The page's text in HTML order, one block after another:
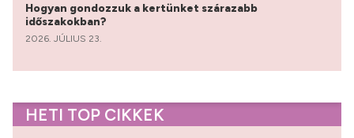
Hogyan gondozzuk a kertünket szárazabb
időszakokban?
2026. JÚLIUS 23.
HETI TOP CIKKEK